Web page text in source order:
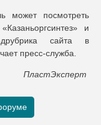
может посмотреть
и
сайта в
пресс-служба.
ПластЭксперт